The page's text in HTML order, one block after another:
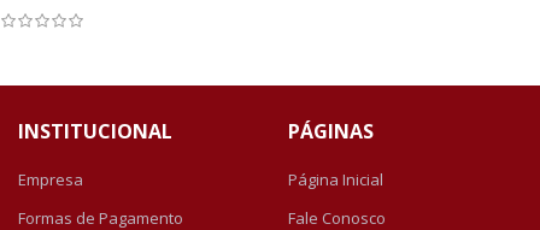
INSTITUCIONAL
Empresa
Formas de Pagamento
PÁGINAS
Página Inicial
Fale Conosco